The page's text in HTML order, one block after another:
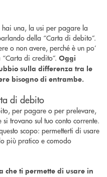
una, la usi per pagare la
della “Carta di debito”.
o non avere, perché è un po’
di credito”. Oggi
sulla differenza tra le
bisogno di entrambe.
di debito
per pagare o per prelevare,
trovano sul tuo conto corrente.
scopo: permetterti di usare
più pratico e comodo
che ti permette di usare in